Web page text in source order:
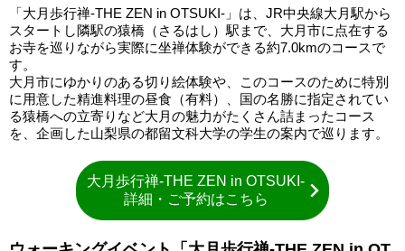
「大月歩行禅-THE ZEN in OTSUKI-」は、JR中央線大月駅から
スタートし隣駅の猿橋（さるはし）駅まで、大月市に点在する
お寺を巡りながら実際に坐禅体験ができる約7.0kmのコースで
す。
大月市にゆかりのある切り絵体験や、このコースのために特別
に用意した精進料理の昼食（有料）、国の名勝に指定されてい
る猿橋への立寄りなど大月の魅力がたくさん詰まったコース
を、企画した山梨県の都留文科大学の学生の案内で巡ります。
大月歩行禅-THE ZEN in OTSUKI-
詳細・ご予約はこちら